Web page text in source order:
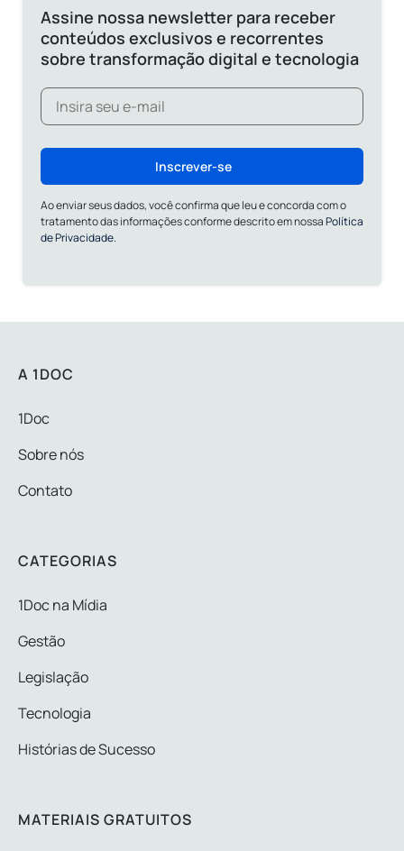
Assine nossa newsletter para receber
conteúdos exclusivos e recorrentes
sobre transformação digital e tecnologia
Inscrever-se
Ao enviar seus dados, você confirma que leu e concorda com o
tratamento das informações conforme descrito em nossaPolítica
de Privacidade.
A 1DOC
1Doc
Sobre nós
Contato
CATEGORIAS
1Doc na Mídia
Gestão
Legislação
Tecnologia
Histórias de Sucesso
MATERIAIS GRATUITOS